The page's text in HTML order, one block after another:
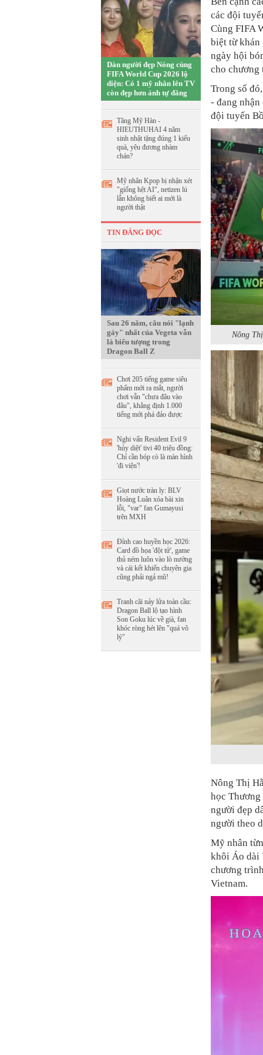
Dàn người đẹp Nóng cùng
FIFA World Cup 2026 lộ
diện: Có 1 mỹ nhân lên TV
còn đẹp hơn ảnh tự đăng
Tăng Mỹ Hàn -
HIEUTHUHAI 4 năm
sinh nhật tặng đúng 1 kiểu
quà, yêu đương nhàm
chán?
Mỹ nhân Kpop bị nhận xét
"giống hệt AI", netizen lú
lẫn không biết ai mới là
người thật
TIN ĐÁNG ĐỌC
Sau 26 năm, câu nói "lạnh
gáy" nhất của Vegeta vẫn
là biểu tượng trong
Dragon Ball Z
Chơi 205 tiếng game siêu
phẩm mới ra mắt, người
chơi vẫn "chưa đâu vào
đâu", khẳng định 1.000
tiếng mới phá đảo được
Nghi vấn Resident Evil 9
'hủy diệt' tivi 40 triệu đồng:
Chỉ cần bóp cò là màn hình
'đi viện'!
Giọt nước tràn ly: BLV
Hoàng Luân xóa bài xin
lỗi, "var" fan Gumayusi
trên MXH
Đỉnh cao huyền học 2026:
Card đồ họa 'đột tử', game
thủ ném luôn vào lò nướng
và cái kết khiến chuyên gia
cũng phải ngả mũ!
Tranh cãi nảy lửa toàn cầu:
Dragon Ball lộ tạo hình
Son Goku lúc về già, fan
khóc ròng hét lên "quá vô
lý"
các đội
Cùng FIFA
biệt từ khán
ngày hội
cho chương
Trong số
- đang
đội tuyển
Nông
Nông Thị
học
người đẹp
người theo
Mỹ nhân
khôi Áo dài
chương
Vietnam.